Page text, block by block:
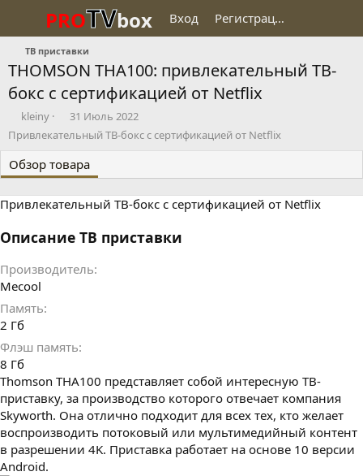
PROTVbox Вход Регистрация
ТВ приставки
THOMSON THA100: привлекательный ТВ-
бокс с сертификацией от Netflix
Д
о
а
в
л
kleiny
Д
а
а
с
з
а
н
я
31 Июль 2022
Привлекательный ТВ-бокс с сертификацией от Netflix
Обзор товара
Привлекательный ТВ-бокс с сертификацией от Netflix
Описание ТВ приставки
Производитель
Mecool
Память
2 Гб
Флэш память
8 Гб
Thomson THA100 представляет собой интересную ТВ-
приставку, за производство которого отвечает компания
Skyworth. Она отлично подходит для всех тех, кто желает
воспроизводить потоковый или мультимедийный контент
в разрешении 4K. Приставка работает на основе 10 версии
Android.